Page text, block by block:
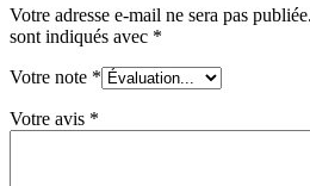
Votre adresse e-mail ne sera pas publiée.
sont indiqués avec *
Votre note *
Votre avis *